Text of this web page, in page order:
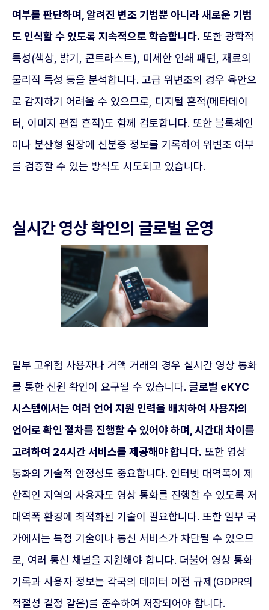
여부를 판단하며, 알려진 변조 기법뿐 아니라 새로운 기법
도 인식할 수 있도록 지속적으로 학습합니다. 또한 광학적
특성(색상, 밝기, 콘트라스트), 미세한 인쇄 패턴, 재료의
물리적 특성 등을 분석합니다. 고급 위변조의 경우 육안으
로 감지하기 어려울 수 있으므로, 디지털 흔적(메타데이
터, 이미지 편집 흔적)도 함께 검토합니다. 또한 블록체인
이나 분산형 원장에 신분증 정보를 기록하여 위변조 여부
를 검증할 수 있는 방식도 시도되고 있습니다.
실시간 영상 확인의 글로벌 운영
일부 고위험 사용자나 거액 거래의 경우 실시간 영상 통화
를 통한 신원 확인이 요구될 수 있습니다. 글로벌 eKYC
시스템에서는 여러 언어 지원 인력을 배치하여 사용자의
언어로 확인 절차를 진행할 수 있어야 하며, 시간대 차이를
고려하여 24시간 서비스를 제공해야 합니다. 또한 영상
통화의 기술적 안정성도 중요합니다. 인터넷 대역폭이 제
한적인 지역의 사용자도 영상 통화를 진행할 수 있도록 저
대역폭 환경에 최적화된 기술이 필요합니다. 또한 일부 국
가에서는 특정 기술이나 통신 서비스가 차단될 수 있으므
로, 여러 통신 채널을 지원해야 합니다. 더불어 영상 통화
기록과 사용자 정보는 각국의 데이터 이전 규제(GDPR의
적절성 결정 같은)를 준수하여 저장되어야 합니다.